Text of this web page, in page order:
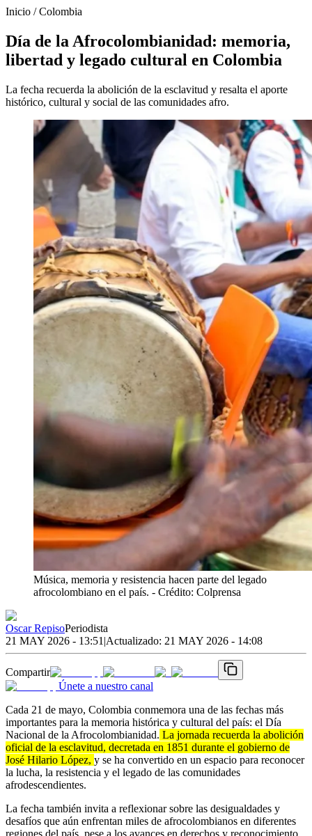
Inicio /Colombia
Día de la Afrocolombianidad: memoria,
libertad y legado cultural en Colombia
La fecha recuerda la abolición de la esclavitud y resalta el aporte
histórico, cultural y social de las comunidades afro.
Música, memoria y resistencia hacen parte del legado
afrocolombiano en el país. - Crédito: Colprensa
Oscar RepisoPeriodista
21 MAY 2026 - 13:51 |Actualizado: 21 MAY 2026 - 14:08
Compartir
Únete a nuestro canal
Cada 21 de mayo, Colombia conmemora una de las fechas más
importantes para la memoria histórica y cultural del país: el Día
Nacional de la Afrocolombianidad. La jornada recuerda la abolición
oficial de la esclavitud, decretada en 1851 durante el gobierno de
José Hilario López, y se ha convertido en un espacio para reconocer
la lucha, la resistencia y el legado de las comunidades
afrodescendientes.
La fecha también invita a reflexionar sobre las desigualdades y
desafíos que aún enfrentan miles de afrocolombianos en diferentes
regiones del país, pese a los avances en derechos y reconocimiento